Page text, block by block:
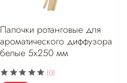
Палочки ротанговые для
ароматического диффузора
белые 5х250 мм
(0)